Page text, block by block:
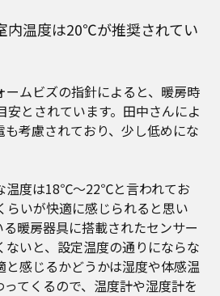
内温度は20℃が推奨されてい
ムビズの指針によると、暖房時
とされています。田中さんによ
も考慮されており、少し低めにな
温度は18℃〜22℃と言われてお
いが快適に感じられると思い
る暖房器具に搭載されたセンサー
ないと、設定温度の通りにならな
と感じるかどうかは湿度や体感温
てくるので、温度計や湿度計を